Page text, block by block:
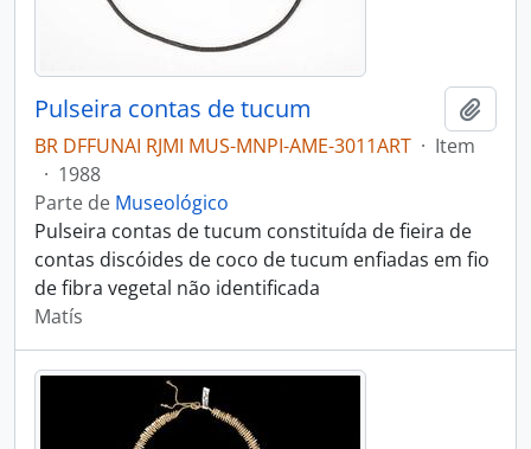
Pulseira contas de tucum
BR DFFUNAI RJMI MUS-MNPI-AME-3011ART · Item
· 1988
Parte de Museológico
Pulseira contas de tucum constituída de fieira de
contas discóides de coco de tucum enfiadas em fio
de fibra vegetal não identificada
Matís